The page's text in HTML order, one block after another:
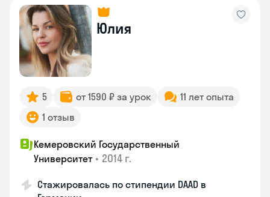
Юлия
5 от 1590 ₽ за урок
11 лет опыта
1 отзыв
Кемеровский Государственный
Университет • 2014 г.
Стажировалась по стипендии DAAD в